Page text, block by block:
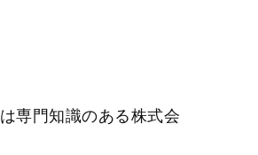
専門知識のある株式会